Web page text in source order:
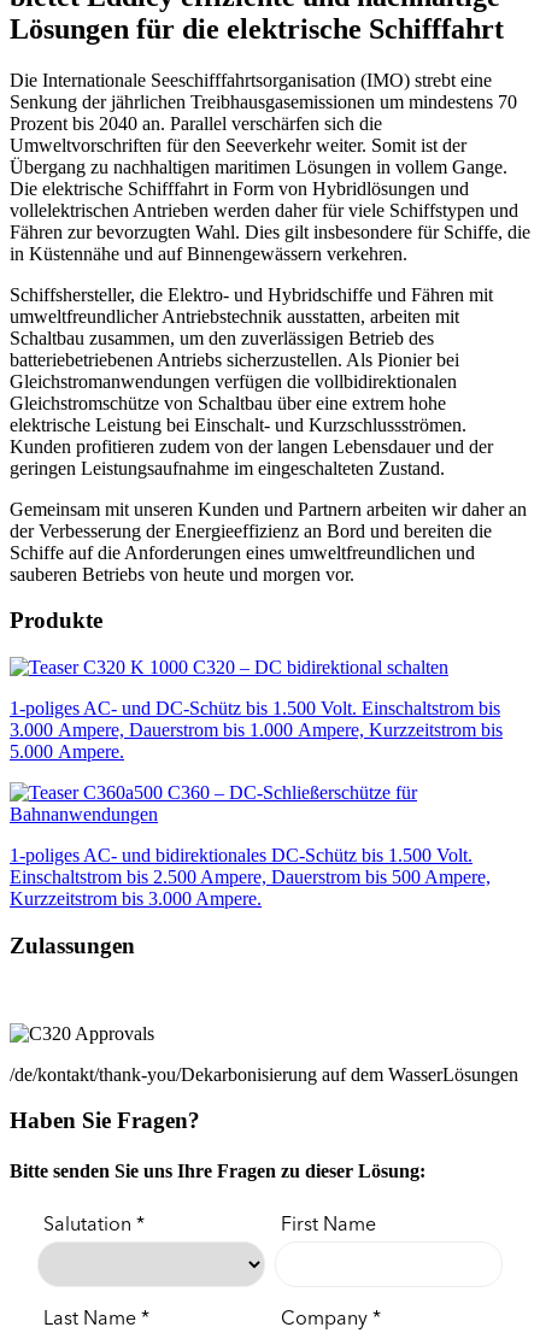
Lösungen für die elektrische Schifffahrt
Die Internationale Seeschifffahrtsorganisation (IMO) strebt eine
Senkung der jährlichen Treibhausgasemissionen um mindestens 70
Prozent bis 2040 an. Parallel verschärfen sich die
Umweltvorschriften für den Seeverkehr weiter. Somit ist der
Übergang zu nachhaltigen maritimen Lösungen in vollem Gange.
Die elektrische Schifffahrt in Form von Hybridlösungen und
vollelektrischen Antrieben werden daher für viele Schiffstypen und
Fähren zur bevorzugten Wahl. Dies gilt insbesondere für Schiffe, die
in Küstennähe und auf Binnengewässern verkehren.
Schiffshersteller, die Elektro- und Hybridschiffe und Fähren mit
umweltfreundlicher Antriebstechnik ausstatten, arbeiten mit
Schaltbau zusammen, um den zuverlässigen Betrieb des
batteriebetriebenen Antriebs sicherzustellen. Als Pionier bei
Gleichstromanwendungen verfügen die vollbidirektionalen
Gleichstromschütze von Schaltbau über eine extrem hohe
elektrische Leistung bei Einschalt- und Kurzschlussströmen.
Kunden profitieren zudem von der langen Lebensdauer und der
geringen Leistungsaufnahme im eingeschalteten Zustand.
Gemeinsam mit unseren Kunden und Partnern arbeiten wir daher an
der Verbesserung der Energieeffizienz an Bord und bereiten die
Schiffe auf die Anforderungen eines umweltfreundlichen und
sauberen Betriebs von heute und morgen vor.
Produkte
C320 – DC bidirektional schalten
1-poliges AC- und DC-Schütz bis 1.500 Volt. Einschalt­strom bis
3.000 Ampere, Dauerstrom bis 1.000 Ampere, Kurzzeitstrom bis
5.000 Ampere.
C360 – DC-Schließerschütze für
Bahnanwendungen
1-poliges AC- und bidirektionales DC-Schütz bis 1.500 Volt.
Einschaltstrom bis 2.500 Ampere, Dauerstrom bis 500 Ampere,
Kurzzeitstrom bis 3.000 Ampere.
Zulassungen
/de/kontakt/thank-you/Dekarbonisierung auf dem WasserLösungen
Haben Sie Fragen?
Bitte senden Sie uns Ihre Fragen zu dieser Lösung: